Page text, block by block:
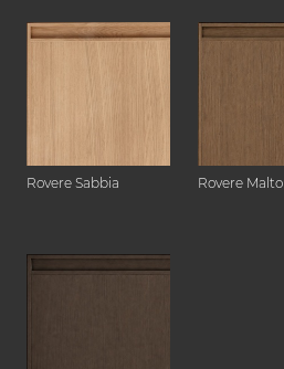
Rovere Sabbia Rovere Malto